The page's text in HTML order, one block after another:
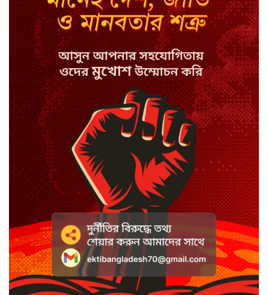
কপিল শর্মার অডিশনে বাদ পড়ার সেই
গল্প
যুক্তরাজ্যে সামাজিকমাধ্যমের কারফিউ
মানছে না কিশোররা
কটাক্ষ আর বিদ্রূপে জমে উঠেছে
ভ্যান্সের রাজনীতি
সৌদি আরবে হুতি হামলায় শিশুসহ
আহত ১১